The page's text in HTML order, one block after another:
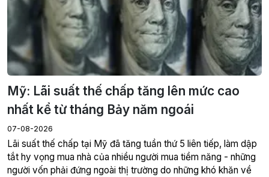
Mỹ: Lãi suất thế chấp tăng lên mức cao
nhất kể từ tháng Bảy năm ngoái
07-08-2026
Lãi suất thế chấp tại Mỹ đã tăng tuần thứ 5 liên tiếp, làm dập
tắt hy vọng mua nhà của nhiều người mua tiềm năng - những
người vốn phải đứng ngoài thị trường do những khó khăn về